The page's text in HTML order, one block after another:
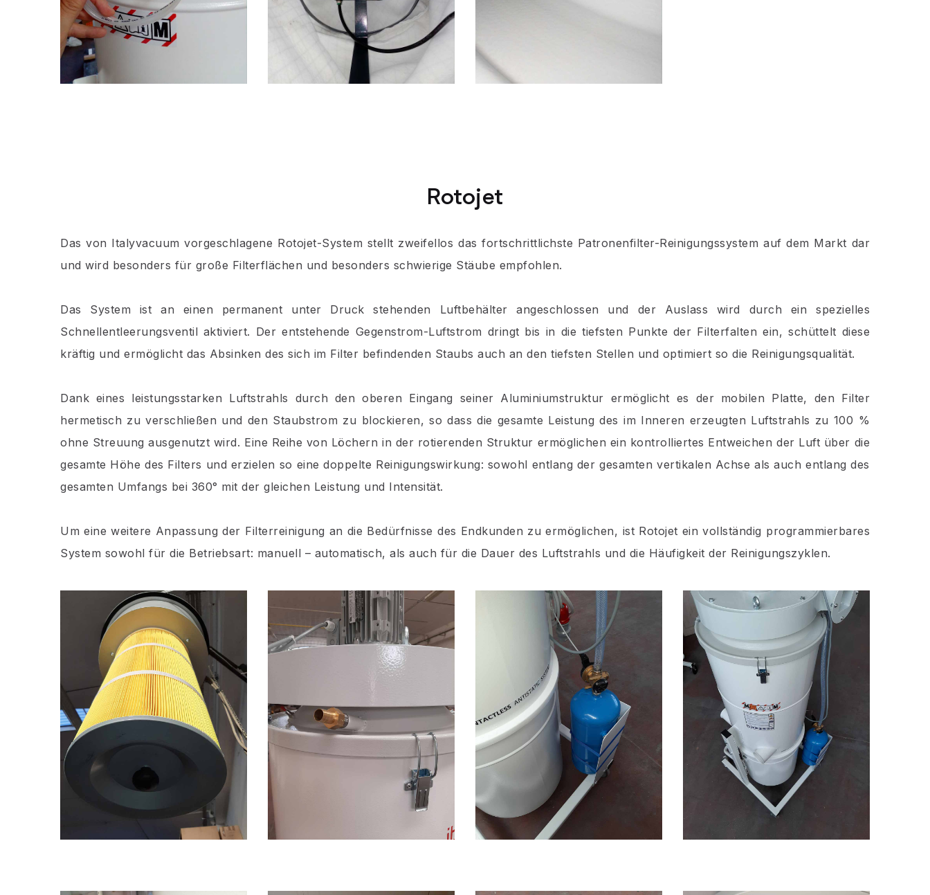
Rotojet
Das von Italyvacuum vorgeschlagene Rotojet-System stellt zweifellos das fortschrittlichste Patronenfilter-Reinigungssystem auf dem Markt dar
und wird besonders für große Filterflächen und besonders schwierige Stäube empfohlen.
Das System ist an einen permanent unter Druck stehenden Luftbehälter angeschlossen und der Auslass wird durch ein spezielles
Schnellentleerungsventil aktiviert. Der entstehende Gegenstrom-Luftstrom dringt bis in die tiefsten Punkte der Filterfalten ein, schüttelt diese
kräftig und ermöglicht das Absinken des sich im Filter befindenden Staubs auch an den tiefsten Stellen und optimiert so die Reinigungsqualität.
Dank eines leistungsstarken Luftstrahls durch den oberen Eingang seiner Aluminiumstruktur ermöglicht es der mobilen Platte, den Filter
hermetisch zu verschließen und den Staubstrom zu blockieren, so dass die gesamte Leistung des im Inneren erzeugten Luftstrahls zu 100 %
ohne Streuung ausgenutzt wird. Eine Reihe von Löchern in der rotierenden Struktur ermöglichen ein kontrolliertes Entweichen der Luft über die
gesamte Höhe des Filters und erzielen so eine doppelte Reinigungswirkung: sowohl entlang der gesamten vertikalen Achse als auch entlang des
gesamten Umfangs bei 360° mit der gleichen Leistung und Intensität.
Um eine weitere Anpassung der Filterreinigung an die Bedürfnisse des Endkunden zu ermöglichen, ist Rotojet ein vollständig programmierbares
System sowohl für die Betriebsart: manuell – automatisch, als auch für die Dauer des Luftstrahls und die Häufigkeit der Reinigungszyklen.